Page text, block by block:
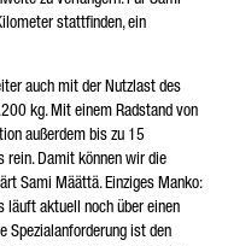
stattfinden, ein
auch mit der Nutzlast des
kg. Mit einem Radstand von
außerdem bis zu 15
rein. Damit können wir die
Sami Määttä. Einziges Manko:
läuft aktuell noch über einen
Spezialanforderung ist den